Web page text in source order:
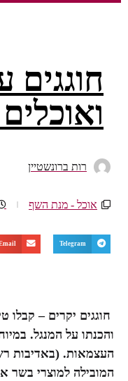
חוגגים
רות ברונשטיין
אוכל - מנת השף
Telegram
Email
חוגגים יקרים – קבלו
והכנתו על המנגל.
העצמאות. (באדיבות
המובילה למוצרי בשר